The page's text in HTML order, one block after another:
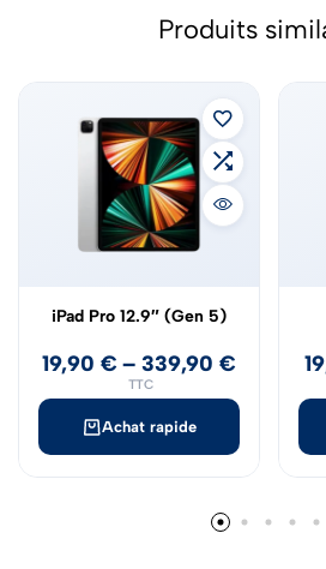
Produits
Achat rapide
iPad Pro 12.9″ (Gen 5)
19,90 € –339,90 €
TTC